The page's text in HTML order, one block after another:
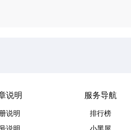
说明
说明
服务导航
排行榜